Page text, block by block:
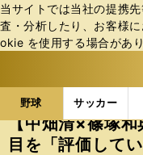
当サイトでは当社の提携
査・分析したり、お客様
okie を使⽤する場合があ
野球 サッカー
b
ス
ポ
ル
野球の記事一覧
【中畑清×篠塚和
目を「評価して